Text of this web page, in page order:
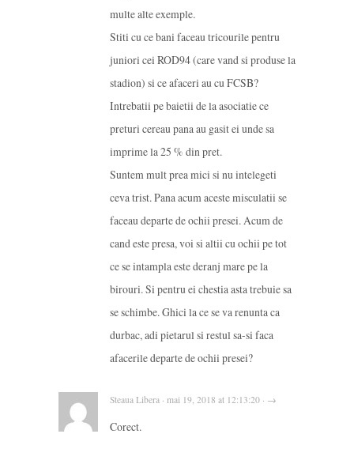
multe alte exemple.
Stiti cu ce bani faceau tricourile pentru
juniori cei ROD94 (care vand si produse la
stadion) si ce afaceri au cu FCSB?
Intrebatii pe baietii de la asociatie ce
preturi cereau pana au gasit ei unde sa
imprime la 25 % din pret.
Suntem mult prea mici si nu intelegeti
ceva trist. Pana acum aceste misculatii se
faceau departe de ochii presei. Acum de
cand este presa, voi si altii cu ochii pe tot
ce se intampla este deranj mare pe la
birouri. Si pentru ei chestia asta trebuie sa
se schimbe. Ghici la ce se va renunta ca
durbac, adi pietarul si restul sa-si faca
afacerile departe de ochii presei?
Steaua Libera · mai 19, 2018 at 12:13:20 · →
Corect.